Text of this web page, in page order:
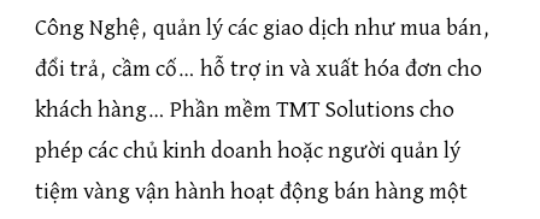
Công Nghệ, quản lý các giao dịch như mua bán,
đổi trả, cầm cố… hỗ trợ in và xuất hóa đơn cho
khách hàng… Phần mềm TMT Solutions cho
phép các chủ kinh doanh hoặc người quản lý
tiệm vàng vận hành hoạt động bán hàng một